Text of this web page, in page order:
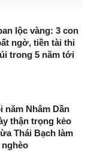
lộc vàng: 3 con
ngờ, tiền tài thi
trong 5 năm tới
năm Nhâm Dần
thận trọng kẻo
Thái Bạch làm